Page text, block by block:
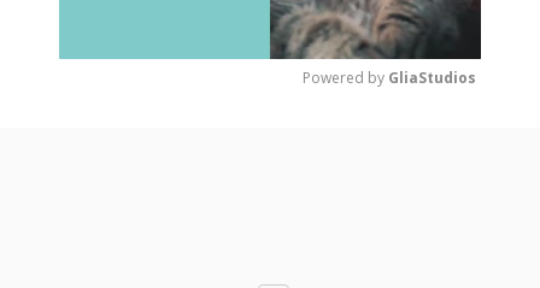
Powered by GliaStudios